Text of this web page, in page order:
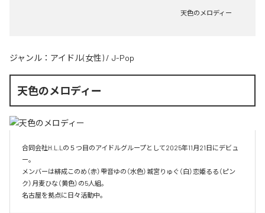
天色のメロディー
ジャンル： アイドル(女性) / J-Pop
天色のメロディー
合同会社H.L.Lの５つ目のアイドルグループとして2025年11月21日にデビュ
ー。
メンバーは緋成このめ（赤）雫音ゆの（水色）城宮りゅぐ（白）恋姫るる（ピン
ク）月麦ひな（黄色）の5人組。
名古屋を拠点に日々活動中。